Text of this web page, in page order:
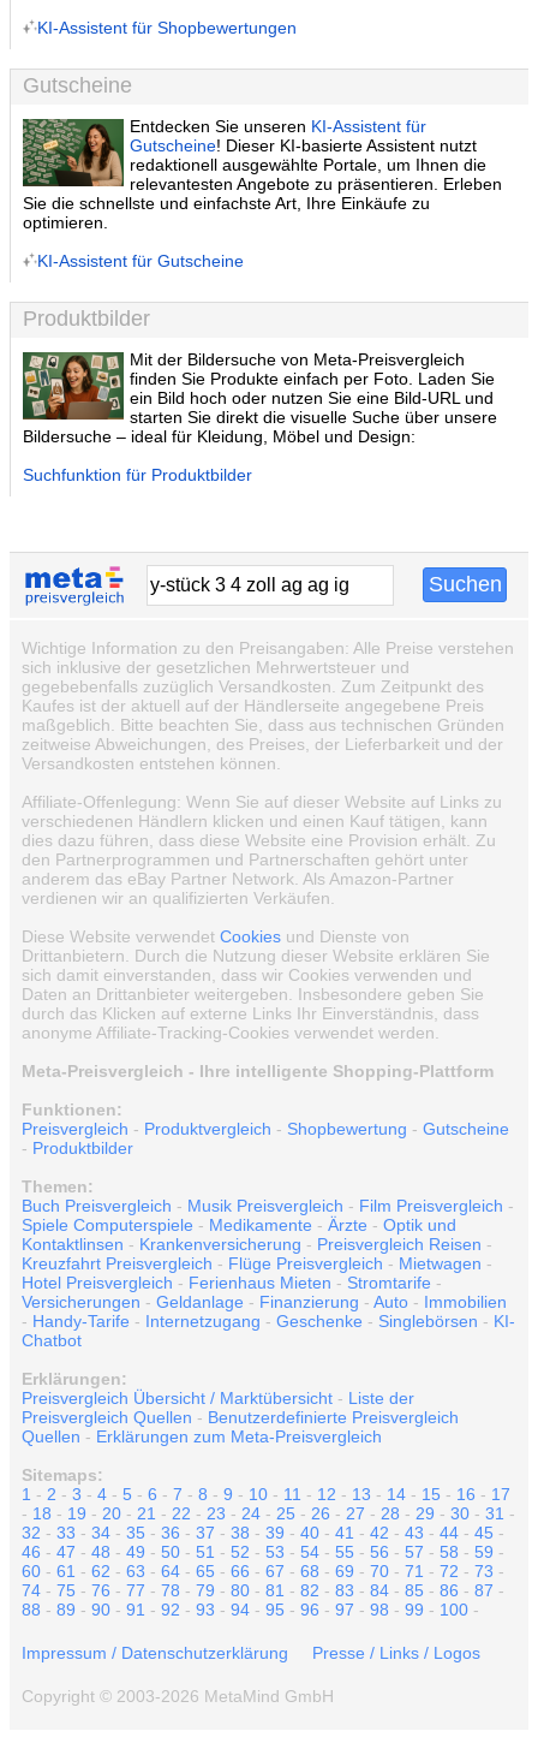
KI-Assistent für Shopbewertungen
Gutscheine
Entdecken Sie unseren KI-Assistent für
Gutscheine! Dieser KI-basierte Assistent nutzt
redaktionell ausgewählte Portale, um Ihnen die
relevantesten Angebote zu präsentieren. Erleben
Sie die schnellste und einfachste Art, Ihre Einkäufe zu
optimieren.
KI-Assistent für Gutscheine
Produktbilder
Mit der Bildersuche von Meta-Preisvergleich
finden Sie Produkte einfach per Foto. Laden Sie
ein Bild hoch oder nutzen Sie eine Bild-URL und
starten Sie direkt die visuelle Suche über unsere
Bildersuche – ideal für Kleidung, Möbel und Design:
Suchfunktion für Produktbilder
Wichtige Information zu den Preisangaben: Alle Preise verstehen
sich inklusive der gesetzlichen Mehrwertsteuer und
gegebebenfalls zuzüglich Versandkosten. Zum Zeitpunkt des
Kaufes ist der aktuell auf der Händlerseite angegebene Preis
maßgeblich. Bitte beachten Sie, dass aus technischen Gründen
zeitweise Abweichungen, des Preises, der Lieferbarkeit und der
Versandkosten entstehen können.
Affiliate-Offenlegung: Wenn Sie auf dieser Website auf Links zu
verschiedenen Händlern klicken und einen Kauf tätigen, kann
dies dazu führen, dass diese Website eine Provision erhält. Zu
den Partnerprogrammen und Partnerschaften gehört unter
anderem das eBay Partner Network. Als Amazon-Partner
verdienen wir an qualifizierten Verkäufen.
Diese Website verwendet Cookies und Dienste von
Drittanbietern. Durch die Nutzung dieser Website erklären Sie
sich damit einverstanden, dass wir Cookies verwenden und
Daten an Drittanbieter weitergeben. Insbesondere geben Sie
durch das Klicken auf externe Links Ihr Einverständnis, dass
anonyme Affiliate-Tracking-Cookies verwendet werden.
Meta-Preisvergleich - Ihre intelligente Shopping-Plattform
Funktionen:
Preisvergleich - Produktvergleich - Shopbewertung - Gutscheine
- Produktbilder
Themen:
Buch Preisvergleich - Musik Preisvergleich - Film Preisvergleich -
Spiele Computerspiele - Medikamente - Ärzte - Optik und
Kontaktlinsen - Krankenversicherung - Preisvergleich Reisen -
Kreuzfahrt Preisvergleich - Flüge Preisvergleich - Mietwagen -
Hotel Preisvergleich - Ferienhaus Mieten - Stromtarife -
Versicherungen - Geldanlage - Finanzierung - Auto - Immobilien
- Handy-Tarife - Internetzugang - Geschenke - Singlebörsen - KI-
Chatbot
Erklärungen:
Preisvergleich Übersicht / Marktübersicht - Liste der
Preisvergleich Quellen - Benutzerdefinierte Preisvergleich
Quellen - Erklärungen zum Meta-Preisvergleich
Sitemaps:
1 - 2 - 3 - 4 - 5 - 6 - 7 - 8 - 9 - 10 - 11 - 12 - 13 - 14 - 15 - 16 - 17
- 18 - 19 - 20 - 21 - 22 - 23 - 24 - 25 - 26 - 27 - 28 - 29 - 30 - 31 -
32 - 33 - 34 - 35 - 36 - 37 - 38 - 39 - 40 - 41 - 42 - 43 - 44 - 45 -
46 - 47 - 48 - 49 - 50 - 51 - 52 - 53 - 54 - 55 - 56 - 57 - 58 - 59 -
60 - 61 - 62 - 63 - 64 - 65 - 66 - 67 - 68 - 69 - 70 - 71 - 72 - 73 -
74 - 75 - 76 - 77 - 78 - 79 - 80 - 81 - 82 - 83 - 84 - 85 - 86 - 87 -
88 - 89 - 90 - 91 - 92 - 93 - 94 - 95 - 96 - 97 - 98 - 99 - 100 -
Impressum / Datenschutzerklärung Presse / Links / Logos
Copyright © 2003-2026 MetaMind GmbH